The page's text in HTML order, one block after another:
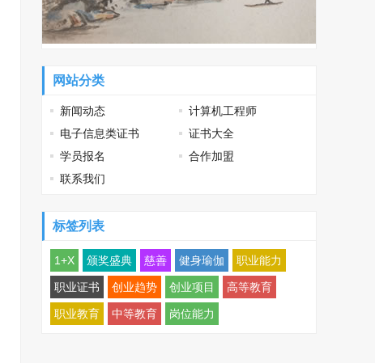
网站分类
新闻动态
计算机工程师
电子信息类证书
证书大全
学员报名
合作加盟
联系我们
标签列表
1+X 颁奖盛典 慈善 健身瑜伽 职业能力
职业证书 创业趋势 创业项目 高等教育
职业教育 中等教育 岗位能力